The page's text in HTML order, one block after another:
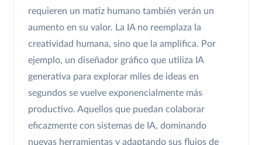
requieren un matiz humano también verán un
aumento en su valor. La IA no reemplaza la
creatividad humana, sino que la amplifica. Por
ejemplo, un diseñador gráfico que utiliza IA
generativa para explorar miles de ideas en
segundos se vuelve exponencialmente más
productivo. Aquellos que puedan colaborar
eficazmente con sistemas de IA, dominando
nuevas herramientas y adaptando sus flujos de